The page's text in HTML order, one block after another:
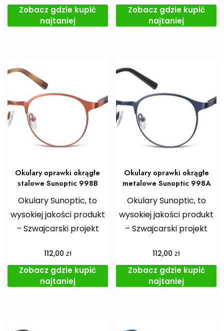
Zobacz gdzie kupić
najtaniej
Zobacz gdzie kupić
najtaniej
Okulary oprawki okrągłe
stalowe Sunoptic 998B
Okulary Sunoptic, to
wysokiej jakości produkt
– Szwajcarski projekt
112,00 zł
Zobacz gdzie kupić
najtaniej
Okulary oprawki okrągłe
metalowe Sunoptic 998A
Okulary Sunoptic, to
wysokiej jakości produkt
– Szwajcarski projekt
112,00zł
Zobacz gdzie kupić
najtaniej